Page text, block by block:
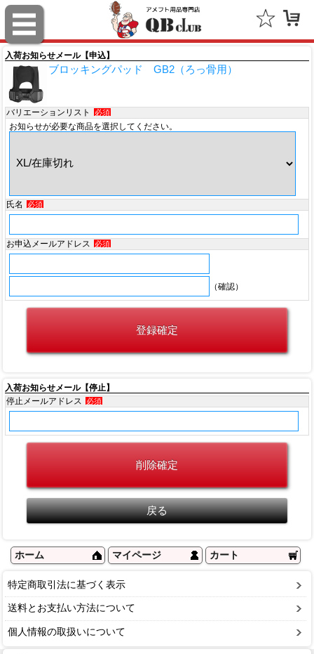
入荷お知らせメール【申込】
ブロッキングパッド GB2（ろっ骨用）
バリエーションリスト 必須
お知らせが必要な商品を選択してください。
氏名 必須
お申込メールアドレス 必須
（確認）
入荷お知らせメール【停止】
停止メールアドレス
必須
ホーム マイページ カート
特定商取引法に基づく表示
送料とお支払い方法について
個人情報の取扱いについて
スポルディング（SPALDING）
ミッチェル＆ネス（Mitchell & Ness）
ポータフォン（PORTAPHONE）
ギルマンギア（Gilman Gear）
すべて